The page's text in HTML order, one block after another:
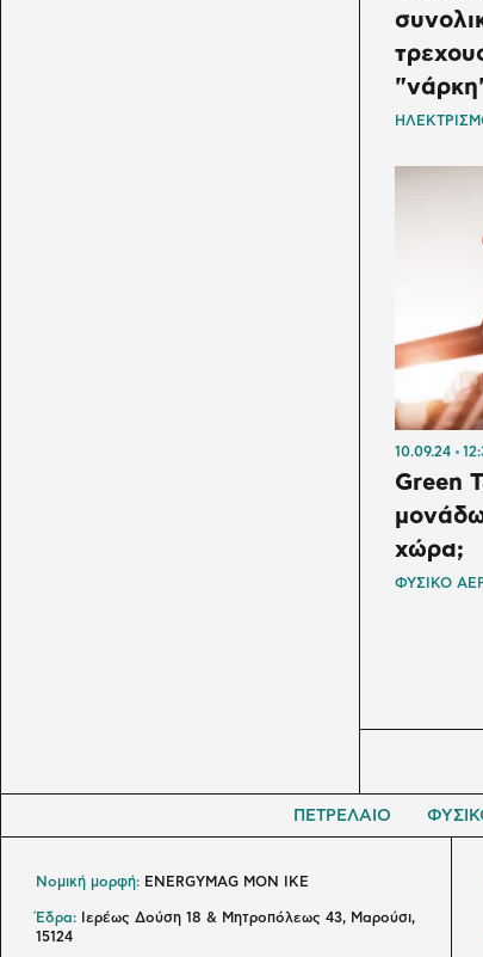
10.09.24
Green
χώρα;
ΦΥΣΙΚΟ
ΠΕΤΡΕΛΑΙΟ
Νομική μορφή: ENERGYMAG MON IKE
Έδρα: Ιερέως Δούση 18 & Μητροπόλεως 43, Μαρούσι,
15124